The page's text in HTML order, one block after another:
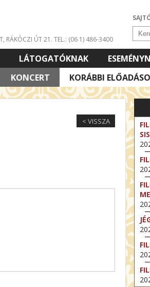
RÁKÓCZI ÚT 21. TEL.: (06 1) 486-3400
KONCERT KORÁBBI
LÁTOGATÓKNAK
< VISSZA